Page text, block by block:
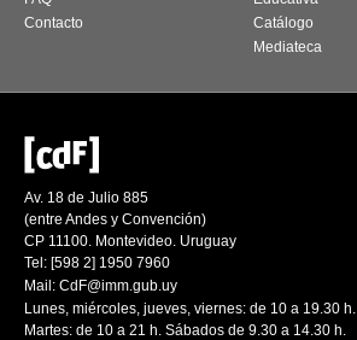
Contacto
Catálogo
Mediateca
Av. 18 de Julio 885
(entre Andes y Convención)
CP 11100. Montevideo. Uruguay
Tel: [598 2] 1950 7960
Mail: CdF@imm.gub.uy
Lunes, miércoles, jueves, viernes: de 10 a 19.30 h.
Martes: de 10 a 21 h. Sábados de 9.30 a 14.30 h.